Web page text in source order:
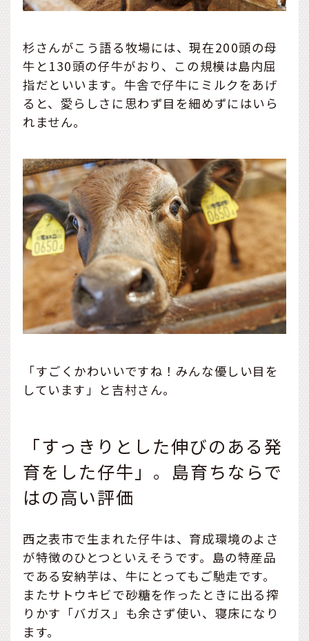
杉さんがこう語る牧場には、現在200頭の母
牛と130頭の仔牛がおり、この規模は島内屈
指だといいます。牛舎で仔牛にミルクをあげ
ると、愛らしさに思わず目を細めずにはいら
れません。
「すごくかわいいですね！みんな優しい目を
しています」と吉村さん。
「すっきりとした伸びのある発
育をした仔牛」。島育ちならで
はの高い評価
西之表市で生まれた仔牛は、育成環境のよさ
が特徴のひとつといえそうです。島の特産品
である安納芋は、牛にとってもご馳走です。
またサトウキビで砂糖を作ったときに出る搾
りかす「バガス」も余さず使い、寝床になり
ます。